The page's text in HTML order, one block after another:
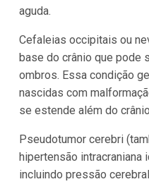
aguda.
Cefaleias occipitais ou
base do crânio que pode
ombros. Essa condição
nascidas com
se estende além do
Pseudotumor cerebri
hipertensão intracraniana
incluindo pressão